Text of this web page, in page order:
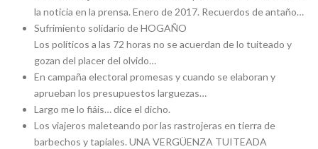
la noticia en la prensa. Enero de 2017. Recuerdos de antaño…
Sufrimiento solidario de HOGAÑO
Los políticos a las 72 horas no se acuerdan de lo tuiteado y
gozan del placer del olvido…
En campaña electoral promesas y cuando se elaboran y
aprueban los presupuestos larguezas…
Largo me lo fiáis… dice el dicho.
Los viajeros maleteando por las rastrojeras en tierra de
barbechos y tapiales. UNA VERGÜENZA TUITEADA